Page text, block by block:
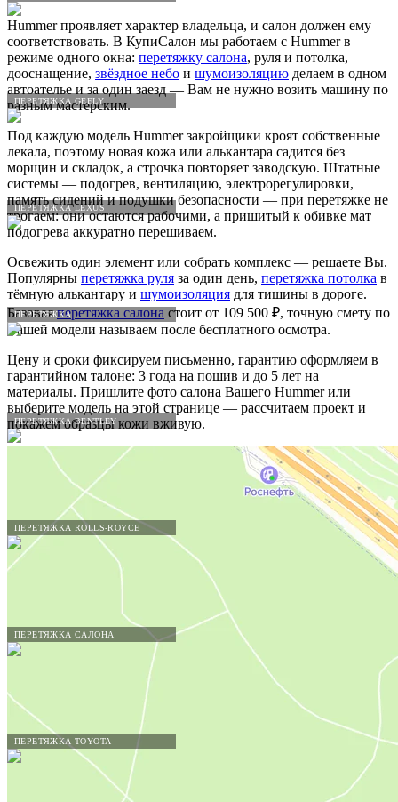
ПЕРЕТЯЖКА GEELY
ПЕРЕТЯЖКА LEXUS
ПЕРЕТЯЖКА
ПЕРЕТЯЖКА BENTLEY
ПЕРЕТЯЖКА ROLLS-ROYCE
ПЕРЕТЯЖКА САЛОНА
ПЕРЕТЯЖКА TOYOTA
Hummer проявляет характер владельца, и салон должен ему
соответствовать. В КупиСалон мы работаем с Hummer в
режиме одного окна: перетяжку салона, руля и потолка,
дооснащение, звёздное небо и шумоизоляцию делаем в одном
автоателье и за один заезд — Вам не нужно возить машину по
разным мастерским.
Под каждую модель Hummer закройщики кроят собственные
лекала, поэтому новая кожа или алькантара садится без
морщин и складок, а строчка повторяет заводскую. Штатные
системы — подогрев, вентиляцию, электрорегулировки,
память сидений и подушки безопасности — при перетяжке не
трогаем: они остаются рабочими, а пришитый к обивке мат
подогрева аккуратно перешиваем.
Освежить один элемент или собрать комплекс — решаете Вы.
Популярны перетяжка руля за один день, перетяжка потолка в
тёмную алькантару и шумоизоляция для тишины в дороге.
Базоваяперетяжка салона стоит от 109 500 ₽, точную смету по
Вашей модели называем после бесплатного осмотра.
Цену и сроки фиксируем письменно, гарантию оформляем в
гарантийном талоне: 3 года на пошив и до 5 лет на
материалы. Пришлите фото салона Вашего Hummer или
выберите модель на этой странице — рассчитаем проект и
покажем образцы кожи вживую.